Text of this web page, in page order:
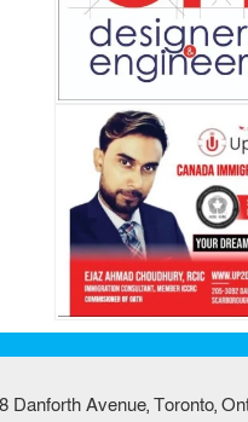
Danforth Avenue, Toronto,